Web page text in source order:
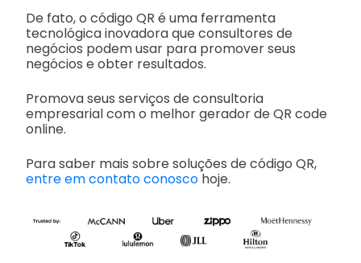
De fato, o código QR é uma ferramenta
tecnológica inovadora que consultores de
negócios podem usar para promover seus
negócios e obter resultados.
Promova seus serviços de consultoria
empresarial com o melhor gerador de QR code
online.
Para saber mais sobre soluções de código QR,
entre em contato conosco hoje.